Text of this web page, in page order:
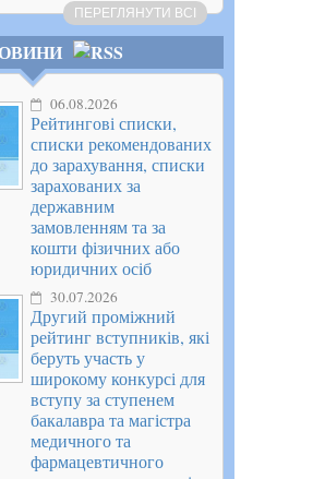
ПЕРЕГЛЯНУТИ ВСІ
06.08.2026
Рейтингові списки,
списки рекомендованих
до зарахування, списки
зарахованих за
державним
замовленням та за
кошти фізичних або
юридичних осіб
30.07.2026
Другий проміжний
рейтинг вступників, які
беруть участь у
широкому конкурсі для
вступу за ступенем
бакалавра та магістра
медичного та
фармацевтичного